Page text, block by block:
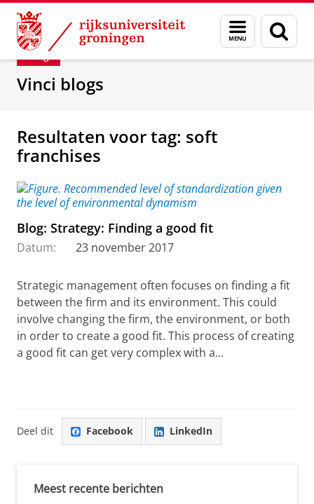
Skip
Content
Skip
Navigation
Menu
en
zoeken
Department of Innovation Management &
Blog
Vinci blogs
Resultaten voor tag: soft
franchises
Blog: Strategy: Finding a good fit
Datum: 23 november 2017
Strategic management often focuses on finding a fit
between the firm and its environment. This could
involve changing the firm, the environment, or both
in order to create a good fit. This process of creating
a good fit can get very complex with a...
Deel dit Facebook LinkedIn
Meest recente berichten